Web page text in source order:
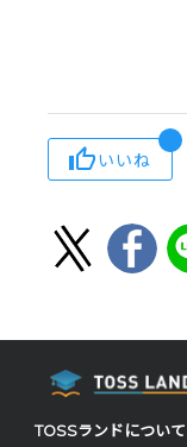
いいね
TOSSランドについて